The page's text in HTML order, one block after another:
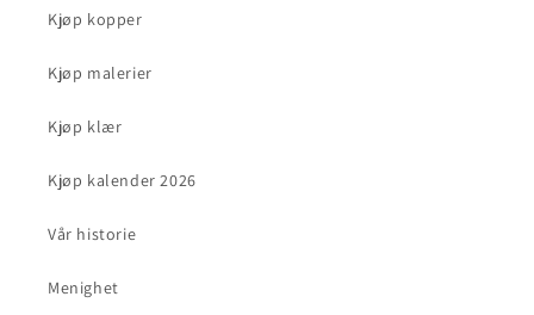
Kjøp kopper
Kjøp malerier
Kjøp klær
Kjøp kalender 2026
Vår historie
Menighet